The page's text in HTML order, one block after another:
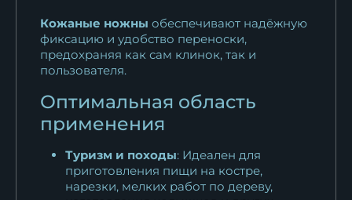
Кожаные ножны обеспечивают надёжную
фиксацию и удобство переноски,
предохраняя как сам клинок, так и
пользователя.
Оптимальная область
применения
Туризм и походы: Идеален для
приготовления пищи на костре,
нарезки, мелких работ по дереву,